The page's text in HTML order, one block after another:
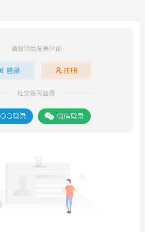
请登录后发表评论
登录 注册
社交账号登录
QQ登录 微信登录